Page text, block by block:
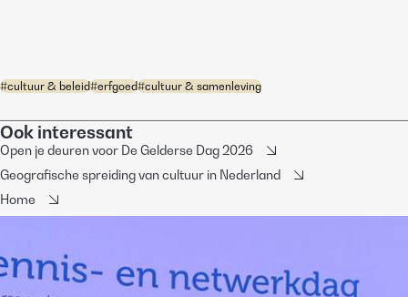
#cultuur & beleid#erfgoed#cultuur & samenleving
Ook interessant
Open je deuren voor De Gelderse Dag 2026
Geografische spreiding van cultuur in Nederland
Home